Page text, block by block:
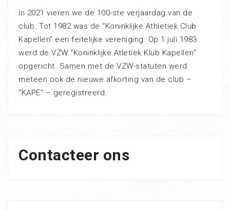
In 2021 vieren we de 100-ste verjaardag van de
club. Tot 1982 was de “Koninklijke Athletiek Club
Kapellen” een feitelijke vereniging. Op 1 juli 1983
werd de VZW “Koninklijke Atletiek Klub Kapellen”
opgericht. Samen met de VZW-statuten werd
meteen ook de nieuwe afkorting van de club –
“KAPE” – geregistreerd.
Contacteer ons